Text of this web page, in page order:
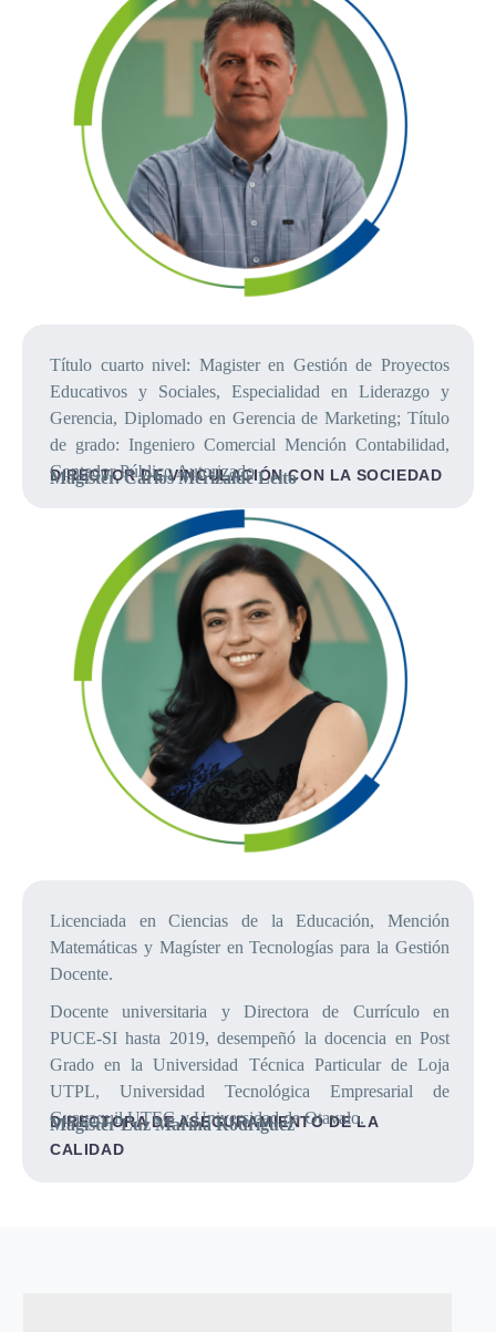
DIRECTOR DE VINCULACIÓN CON LA SOCIEDAD
Magíster. Carlos Merizalde Leito
Título cuarto nivel: Magister en Gestión de Proyectos
Educativos y Sociales, Especialidad en Liderazgo y
Gerencia, Diplomado en Gerencia de Marketing; Título
de grado: Ingeniero Comercial Mención Contabilidad,
Contador Público Autorizado
DIRECTORA DE ASEGURAMIENTO DE LA
CALIDAD
Magíster Luz Marina Rodríguez
Licenciada en Ciencias de la Educación, Mención
Matemáticas y Magíster en Tecnologías para la Gestión
Docente.
Docente universitaria y Directora de Currículo en
PUCE-SI hasta 2019, desempeñó la docencia en Post
Grado en la Universidad Técnica Particular de Loja
UTPL, Universidad Tecnológica Empresarial de
Guayaquil UTEG y Universidad de Otavalo.